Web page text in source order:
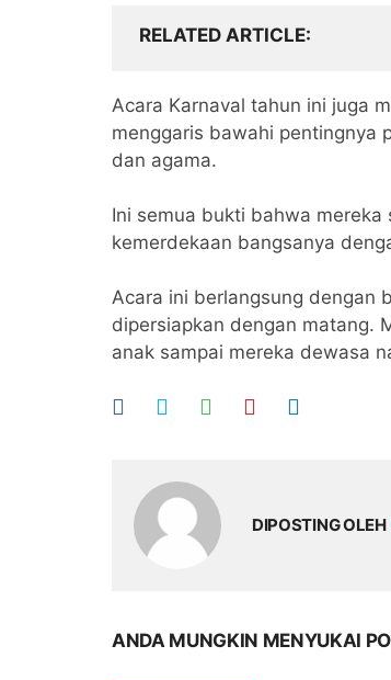
RELATED ARTICLE
Acara Karnaval tahun ini juga
menggaris bawahi pentingnya
dan agama.
Ini semua bukti bahwa
kemerdekaan bangsanya
Acara ini berlangsung dengan
dipersiapkan dengan matang.
anak sampai mereka dewasa
DIPOSTING OLEH
ANDA MUNGKIN MENYUKAI